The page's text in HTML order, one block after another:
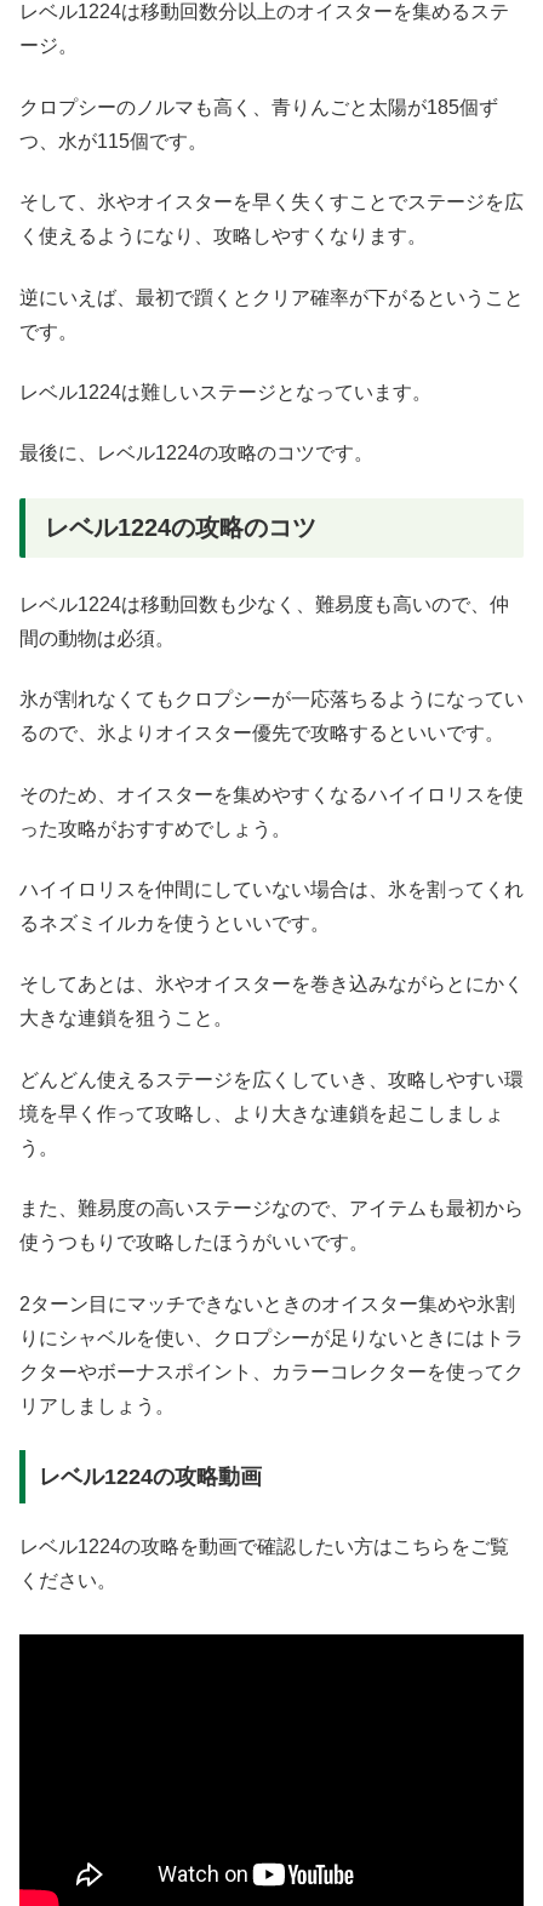
レベル1224は移動回数分以上のオイスターを集めるステ
ージ。
クロプシーのノルマも高く、青りんごと太陽が185個ず
つ、水が115個です。
そして、氷やオイスターを早く失くすことでステージを広
く使えるようになり、攻略しやすくなります。
逆にいえば、最初で躓くとクリア確率が下がるということ
です。
レベル1224は難しいステージとなっています。
最後に、レベル1224の攻略のコツです。
レベル1224の攻略のコツ
レベル1224は移動回数も少なく、難易度も高いので、仲
間の動物は必須。
氷が割れなくてもクロプシーが一応落ちるようになってい
るので、氷よりオイスター優先で攻略するといいです。
そのため、オイスターを集めやすくなるハイイロリスを使
った攻略がおすすめでしょう。
ハイイロリスを仲間にしていない場合は、氷を割ってくれ
るネズミイルカを使うといいです。
そしてあとは、氷やオイスターを巻き込みながらとにかく
大きな連鎖を狙うこと。
どんどん使えるステージを広くしていき、攻略しやすい環
境を早く作って攻略し、より大きな連鎖を起こしましょ
う。
また、難易度の高いステージなので、アイテムも最初から
使うつもりで攻略したほうがいいです。
2ターン目にマッチできないときのオイスター集めや氷割
りにシャベルを使い、クロプシーが足りないときにはトラ
クターやボーナスポイント、カラーコレクターを使ってク
リアしましょう。
レベル1224の攻略動画
レベル1224の攻略を動画で確認したい方はこちらをご覧
ください。